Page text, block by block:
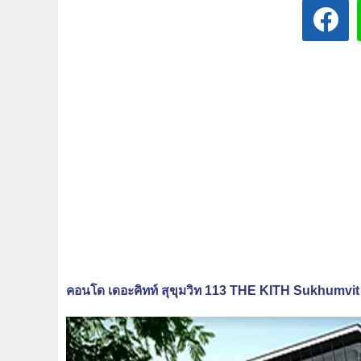
คอนโด เดอะคิทท์ สุขุมวิท 113 THE KITH Sukhumvit